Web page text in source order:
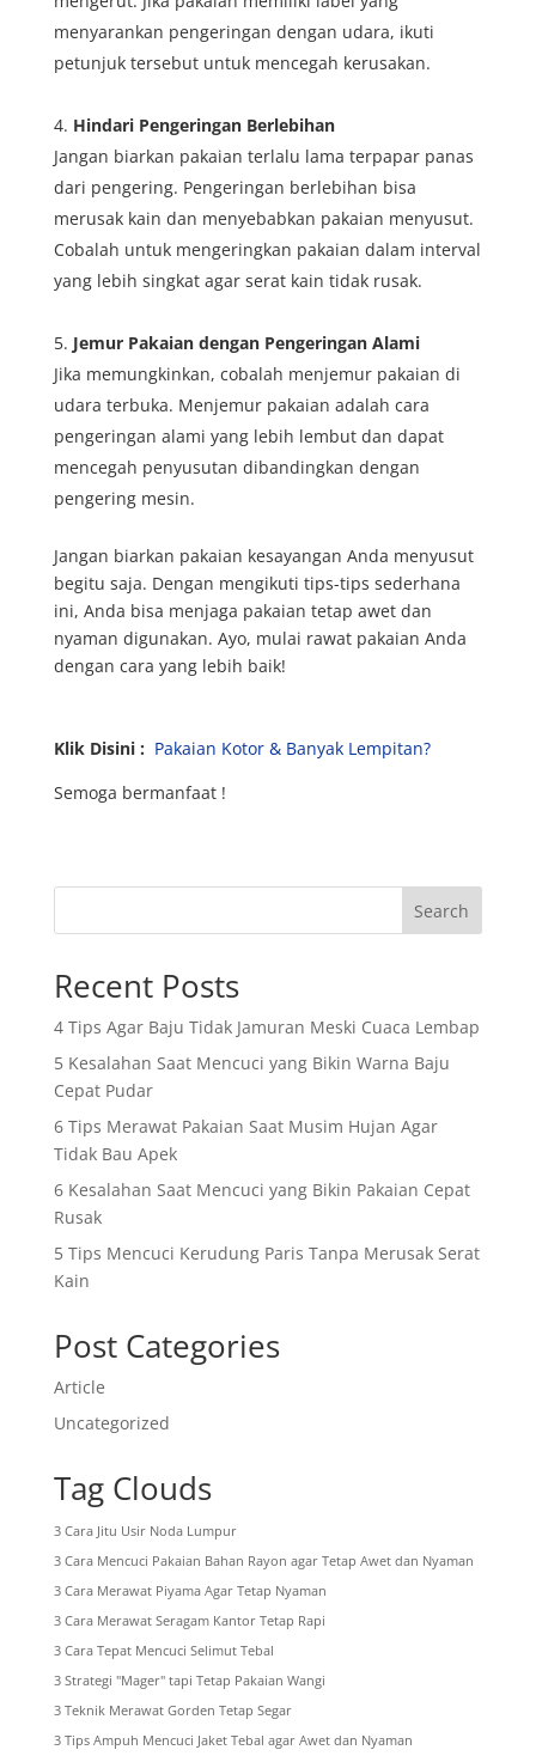
menyarankan pengeringan dengan udara, ikuti
petunjuk tersebut untuk mencegah kerusakan.
Hindari Pengeringan Berlebihan
Jangan biarkan pakaian terlalu lama terpapar panas
dari pengering. Pengeringan berlebihan bisa
merusak kain dan menyebabkan pakaian menyusut.
Cobalah untuk mengeringkan pakaian dalam interval
yang lebih singkat agar serat kain tidak rusak.
Jemur Pakaian dengan Pengeringan Alami
Jika memungkinkan, cobalah menjemur pakaian di
udara terbuka. Menjemur pakaian adalah cara
pengeringan alami yang lebih lembut dan dapat
mencegah penyusutan dibandingkan dengan
pengering mesin.
Jangan biarkan pakaian kesayangan Anda menyusut
begitu saja. Dengan mengikuti tips-tips sederhana
ini, Anda bisa menjaga pakaian tetap awet dan
nyaman digunakan. Ayo, mulai rawat pakaian Anda
dengan cara yang lebih baik!
Klik Disini : Pakaian Kotor & Banyak Lempitan?
Semoga bermanfaat !
Search
Recent Posts
4 Tips Agar Baju Tidak Jamuran Meski Cuaca Lembap
5 Kesalahan Saat Mencuci yang Bikin Warna Baju
Cepat Pudar
6 Tips Merawat Pakaian Saat Musim Hujan Agar
Tidak Bau Apek
6 Kesalahan Saat Mencuci yang Bikin Pakaian Cepat
Rusak
5 Tips Mencuci Kerudung Paris Tanpa Merusak Serat
Kain
Post Categories
Article
Uncategorized
Tag Clouds
3 Cara Jitu Usir Noda Lumpur
3 Cara Mencuci Pakaian Bahan Rayon agar Tetap Awet dan Nyaman
3 Cara Merawat Piyama Agar Tetap Nyaman
3 Cara Merawat Seragam Kantor Tetap Rapi
3 Cara Tepat Mencuci Selimut Tebal
3 Strategi "Mager" tapi Tetap Pakaian Wangi
3 Teknik Merawat Gorden Tetap Segar
3 Tips Ampuh Mencuci Jaket Tebal agar Awet dan Nyaman